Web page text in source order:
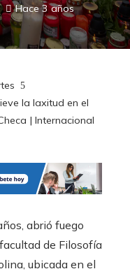
Hace 3 años
la laxitud en el
| Internacional
abrió fuego
de Filosofía
ubicada en el